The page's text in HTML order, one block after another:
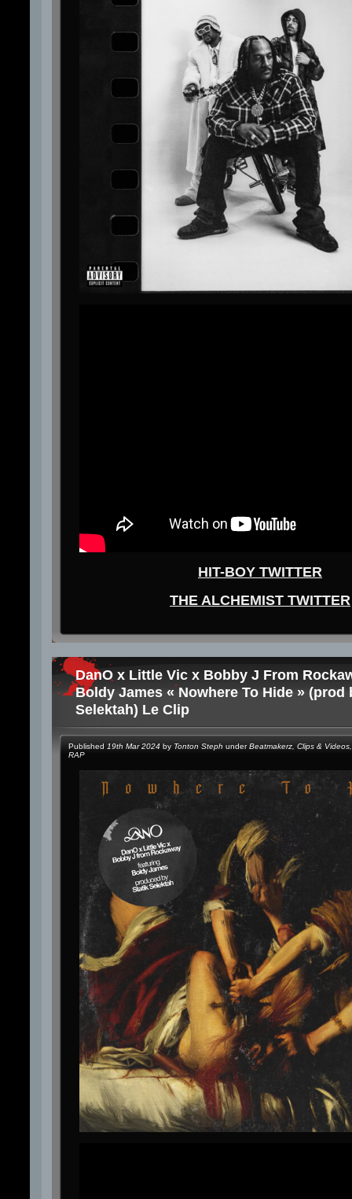
HIT-BOY TWITTER
THE ALCHEMIST TWITTER
DanO x Little Vic x Bobby J From
Boldy James « Nowhere To Hide » (prod
Selektah) Le Clip
Published 19th Mar 2024 by Tonton Steph underBeatmakerz Clips & Videos
RAP